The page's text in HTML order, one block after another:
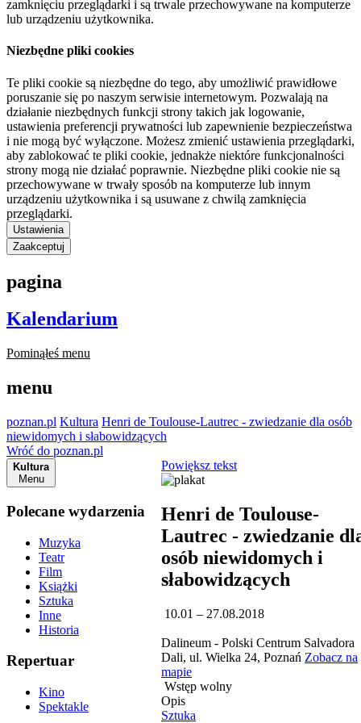
zamknięciu przeglądarki i są trwale przechowywane na komputerze
lub urządzeniu użytkownika.
Niezbędne pliki cookies
Te pliki cookie są niezbędne do tego, aby umożliwić prawidłowe
poruszanie się po naszym serwisie internetowym. Pozwalają na
działanie niezbędnych funkcji strony takich jak logowanie,
ustawienia preferencji prywatności lub zapewnienie bezpieczeństwa
i nie mogą być wyłączone. Możesz zmienić ustawienia przeglądarki,
aby zablokować te pliki cookie, jednakże niektóre funkcjonalności
strony mogą nie działać poprawnie. Niezbędne pliki cookie nie są
przechowywane w trwały sposób na komputerze lub innym
urządzeniu użytkownika i są usuwane z chwilą zamknięcia
przeglądarki.
Ustawienia
Zaakceptuj
pagina
Kalendarium
Pominąłeś menu
menu
poznan.pl Kultura Henri de Toulouse-Lautrec - zwiedzanie dla osób
niewidomych i słabowidzących
Wróć do poznan.pl
Kultura
Menu
Polecane wydarzenia
Muzyka
Teatr
Film
Książki
Sztuka
Inne
Historia
Repertuar
Kino
Spektakle
Powiększ tekst
Henri de Toulouse-
Lautrec - zwiedzanie
osób niewidomych i
słabowidzących
10.01 – 27.08.2018
Dalineum - Polski Centrum Salvadora
Dali, ul. Wielka 24, Poznań Zobacz na
mapie
Wstęp wolny
Opis
Sztuka